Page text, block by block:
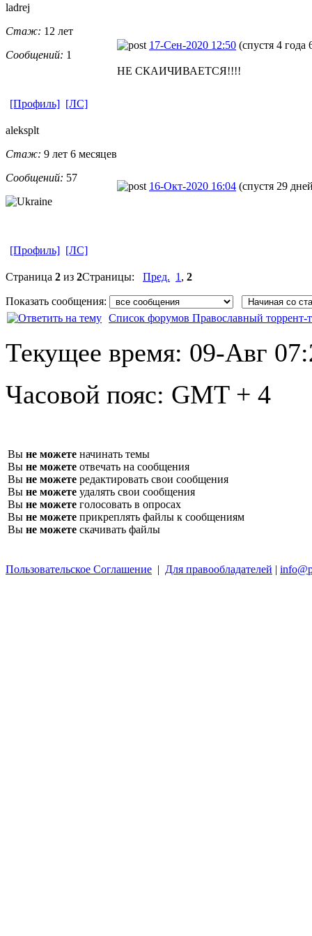
ladrej
Стаж: 12 лет
Сообщений: 1
17-Сен-2020 12:50 (спустя 4 года
НЕ СКАИЧИВАЕТСЯ!!!!
[Профиль] [ЛС]
aleksplt
Стаж: 9 лет 6 месяцев
Сообщений: 57
16-Окт-2020 16:04 (спустя 29
[Профиль] [ЛС]
Страница 2 из 2Страницы: Пред. 1 , 2
Показать сообщения:
Список форумов Православный торрент-
Текущее время: 09-Авг
Часовой пояс: GMT + 4
Вы не можете начинать темы
Вы не можете отвечать на сообщения
Вы не можете редактировать свои сообщения
Вы не можете удалять свои сообщения
Вы не можете голосовать в опросах
Вы не можете прикреплять файлы к сообщениям
Вы не можете скачивать файлы
Пользовательское Соглашение | Для правообладателей |